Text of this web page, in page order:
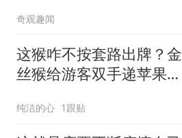
奇观趣闻
这猴咋不按套路出牌？金
丝猴给游客双手递苹果，
纯洁的心 1跟贴